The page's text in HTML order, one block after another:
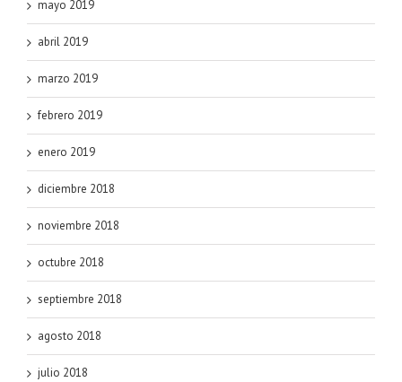
mayo 2019
abril 2019
marzo 2019
febrero 2019
enero 2019
diciembre 2018
noviembre 2018
octubre 2018
septiembre 2018
agosto 2018
julio 2018